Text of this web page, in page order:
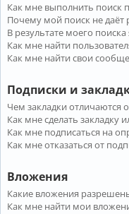
Как мне выполнить поиск
Почему мой поиск не даёт
В результате моего
Как мне найти
Как мне найти свои
Подписки и
Чем закладки отличаются
Как мне сделать закладку
Как мне подписаться на
Как мне отказаться от
Вложения
Какие вложения
Как мне найти мои